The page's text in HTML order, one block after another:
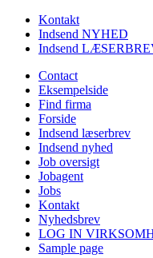
Kontakt
Indsend NYHED
Indsend
Contact
Eksempelside
Find firma
Forside
Indsend læserbrev
Indsend nyhed
Job oversigt
Jobagent
Jobs
Kontakt
Nyhedsbrev
LOG IN
Sample page